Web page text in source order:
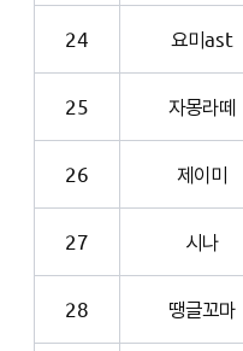
24 요미ast
25 자몽라떼
26 제이미
27 시나
28 땡글꼬마